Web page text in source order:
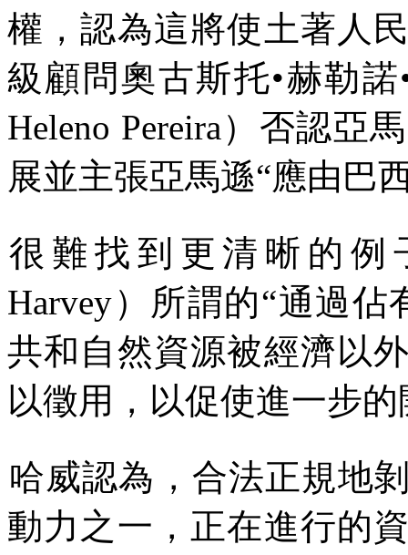
權，認為這將使土著人
級顧問奧古斯托•赫勒諾
Heleno Pereira）否認亞
展並主張亞馬遜“應由巴
很難找到更清晰的例
Harvey）所謂的“通過佔
共和自然資源被經濟以
以徵用，以促使進一步
哈威認為，合法正規地
動力之一，正在進行的